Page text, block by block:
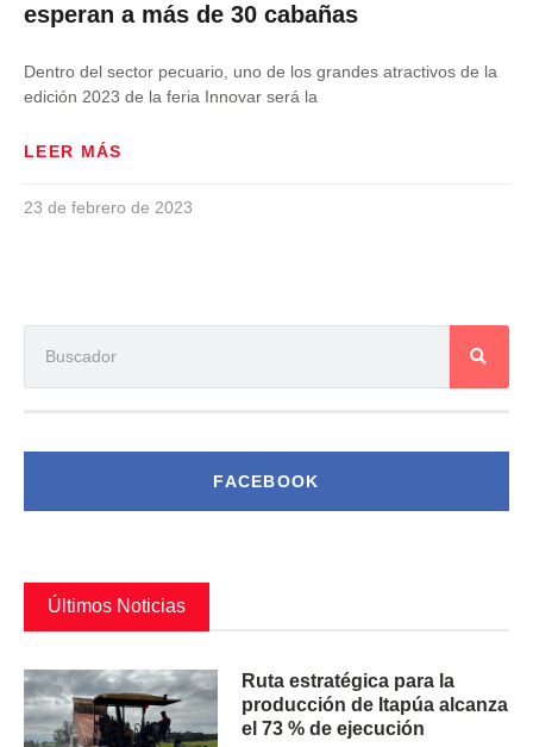
esperan a más de 30 cabañas
Dentro del sector pecuario, uno de los grandes atractivos de la
edición 2023 de la feria Innovar será la
LEER MÁS
23 de febrero de 2023
FACEBOOK
Últimos Noticias
Ruta estratégica para la
producción de Itapúa alcanza
el 73 % de ejecución